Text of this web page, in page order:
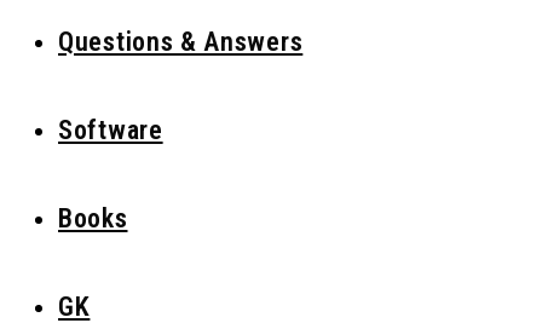
Questions & Answers
Software
Books
GK